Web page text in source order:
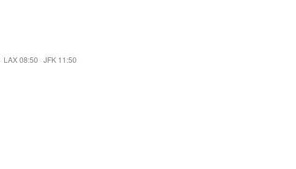
· LAX 08:50 · JFK 11:50